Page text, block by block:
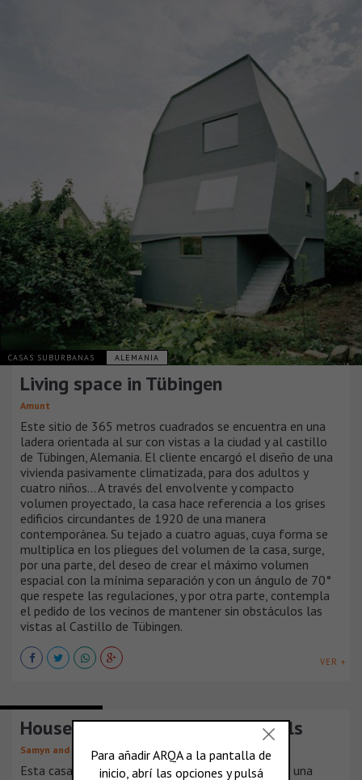
CASAS SUBURBANAS ALEMANIA
Living space in Tübingen
Amunt
Este sitio de 365 metros cuadrados se encuentra en una
ladera orientada al sur con vistas a la ciudad y al castillo
de Tübingen, Alemania. El cliente encargó el diseño de una
vivienda pasivamente climatizada, para dos adultos y
cuatro niños... A través del envolvente y compacto
volumen proyectado, la casa hace referencia a los grises
edificios circundantes de 1920 de una manera
contemporánea. Su tejado a cuatro aguas, cuya forma se
multiplica en los pliegues del volumen de la casa, surge,
por una parte, del deseo de crear el máximo volumen
espacial con la mínima separación y con un ángulo de 70°
que respete las regulaciones, y por otra parte, contempla
el pedido de los vecinos de mantener sin obstáculos las
vistas al Castillo de Tübingen.
VER +
House in the outskirts of Brussels
Samyn and Partners Philippe Samyn
Esta casa para un artista incluye la planta baja de una